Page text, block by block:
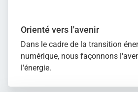
Orienté vers l'avenir
Dans le cadre de la transition
numérique, nous façonnons
l'énergie.